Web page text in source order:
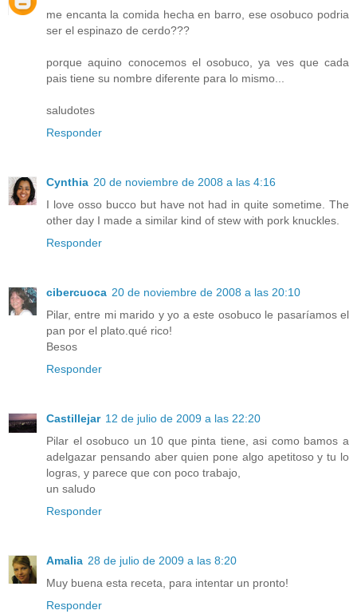
me encanta la comida hecha en barro, ese osobuco podria
ser el espinazo de cerdo???
porque aquino conocemos el osobuco, ya ves que cada
pais tiene su nombre diferente para lo mismo...
saludotes
Responder
Cynthia 20 de noviembre de 2008 a las 4:16
I love osso bucco but have not had in quite sometime. The
other day I made a similar kind of stew with pork knuckles.
Responder
cibercuoca 20 de noviembre de 2008 a las 20:10
Pilar, entre mi marido y yo a este osobuco le pasaríamos el
pan por el plato.qué rico!
Besos
Responder
Castillejar 12 de julio de 2009 a las 22:20
Pilar el osobuco un 10 que pinta tiene, asi como bamos a
adelgazar pensando aber quien pone algo apetitoso y tu lo
logras, y parece que con poco trabajo,
un saludo
Responder
Amalia 28 de julio de 2009 a las 8:20
Muy buena esta receta, para intentar un pronto!
Responder